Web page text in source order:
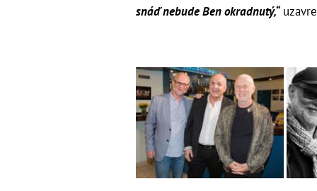
snáď nebude Ben okradnutý,“